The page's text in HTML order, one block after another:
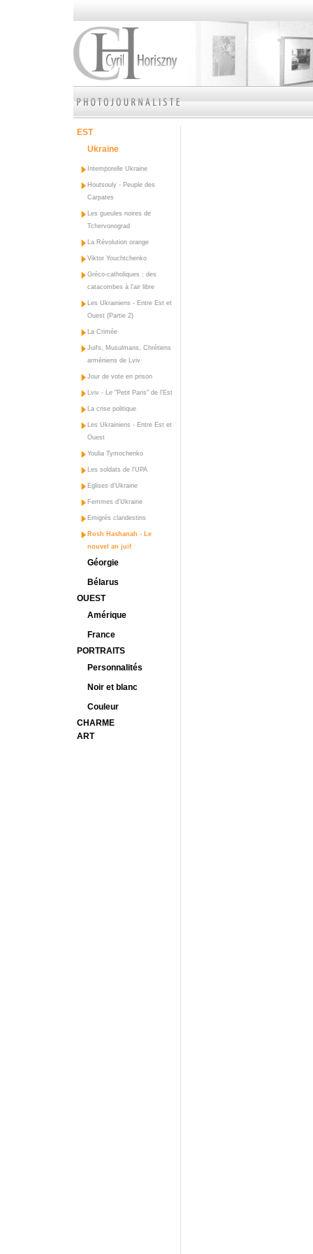
EST
Ukraine
Intemporelle Ukraine
Houtsouly - Peuple des
Carpates
Les gueules noires de
Tchervonograd
La Révolution orange
Viktor Youchtchenko
Gréco-catholiques : des
catacombes à l'air libre
Les Ukrainiens - Entre Est et
Ouest (Partie 2)
La Crimée
Juifs, Musulmans, Chrétiens
arméniens de Lviv
Jour de vote en prison
Lviv - Le "Petit Paris" de l'Est
La crise politique
Les Ukrainiens - Entre Est et
Ouest
Youlia Tymochenko
Les soldats de l'UPA
Eglises d'Ukraine
Femmes d'Ukraine
Emigrés clandestins
Rosh Hashanah - Le
nouvel an juif
Géorgie
Bélarus
OUEST
Amérique
France
PORTRAITS
Personnalités
Noir et blanc
Couleur
CHARME
ART